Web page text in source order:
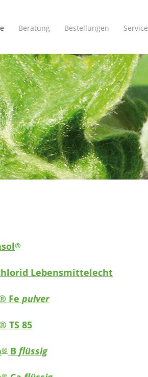
Beratung Bestellungen Service
®
Lebensmittelecht
Fe pulver
TS 85
® B flüssig